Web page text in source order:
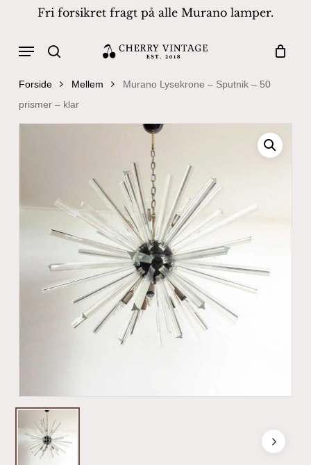
content
Fri forsikret fragt på alle Murano lamper.
Productssearch
Menu
Forside Mellem
Murano Lysekrone – Sputnik – 50
prismer – klar